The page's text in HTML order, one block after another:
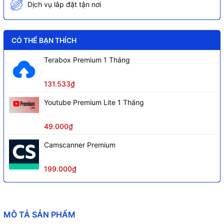
Dịch vụ lắp đặt tận nơi
CÓ THỂ BẠN THÍCH
Terabox Premium 1 Tháng
131.533₫
Youtube Premium Lite 1 Tháng
49.000₫
Camscanner Premium
199.000₫
MÔ TẢ SẢN PHẨM